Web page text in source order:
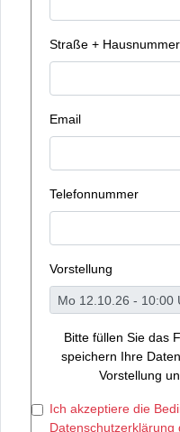
Straße + Hausnummer
Email
Telefonnummer
Vorstellung
Bitte füllen Sie das
speichern Ihre
Vorstellung
Ich akzeptiere die
Datenschutzerklärung